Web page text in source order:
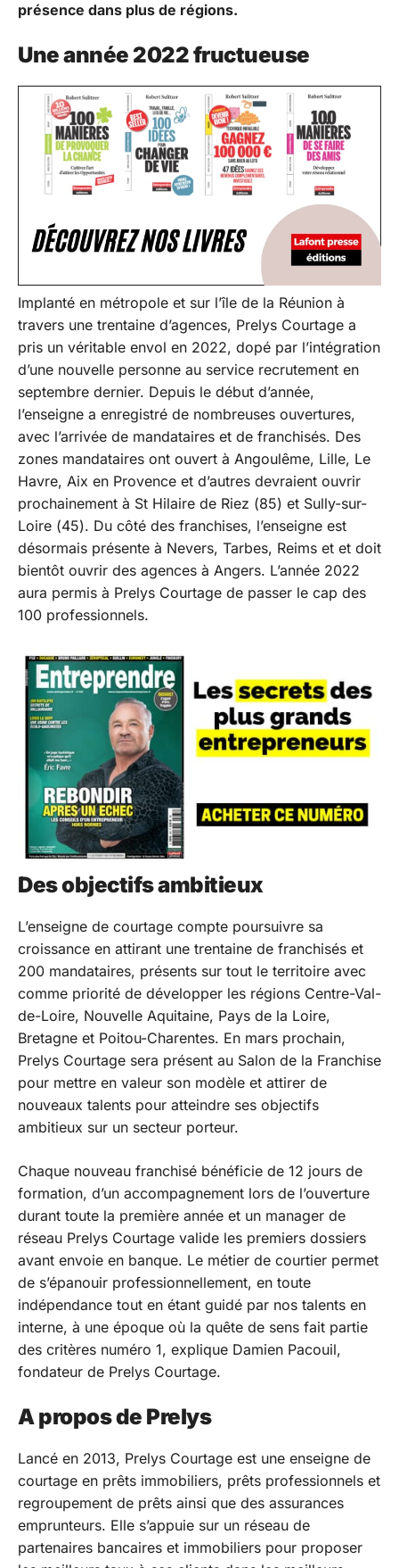
présence dans plus de régions.
Une année 2022 fructueuse
Implanté en métropole et sur l’île de la Réunion à
travers une trentaine d’agences, Prelys Courtage a
pris un véritable envol en 2022, dopé par l’intégration
d’une nouvelle personne au service recrutement en
septembre dernier. Depuis le début d’année,
l’enseigne a enregistré de nombreuses ouvertures,
avec l’arrivée de mandataires et de franchisés. Des
zones mandataires ont ouvert à Angoulême, Lille, Le
Havre, Aix en Provence et d’autres devraient ouvrir
prochainement à St Hilaire de Riez (85) et Sully-sur-
Loire (45). Du côté des franchises, l’enseigne est
désormais présente à Nevers, Tarbes, Reims et et doit
bientôt ouvrir des agences à Angers. L’année 2022
aura permis à Prelys Courtage de passer le cap des
100 professionnels.
Des objectifs ambitieux
L’enseigne de courtage compte poursuivre sa
croissance en attirant une trentaine de franchisés et
200 mandataires, présents sur tout le territoire avec
comme priorité de développer les régions Centre-Val-
de-Loire, Nouvelle Aquitaine, Pays de la Loire,
Bretagne et Poitou-Charentes. En mars prochain,
Prelys Courtage sera présent au Salon de la Franchise
pour mettre en valeur son modèle et attirer de
nouveaux talents pour atteindre ses objectifs
ambitieux sur un secteur porteur.
Chaque nouveau franchisé bénéficie de 12 jours de
formation, d’un accompagnement lors de l’ouverture
durant toute la première année et un manager de
réseau Prelys Courtage valide les premiers dossiers
avant envoie en banque. Le métier de courtier permet
de s’épanouir professionnellement, en toute
indépendance tout en étant guidé par nos talents en
interne, à une époque où la quête de sens fait partie
des critères numéro 1, explique Damien Pacouil,
fondateur de Prelys Courtage.
A propos de Prelys
Lancé en 2013, Prelys Courtage est une enseigne de
courtage en prêts immobiliers, prêts professionnels et
regroupement de prêts ainsi que des assurances
emprunteurs. Elle s’appuie sur un réseau de
partenaires bancaires et immobiliers pour proposer